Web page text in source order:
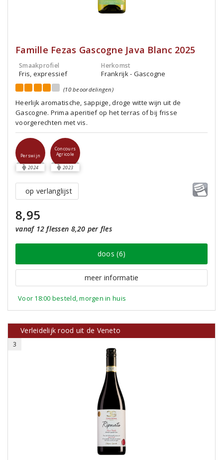
Famille Fezas Gascogne Java Blanc 2025
Smaakprofiel
Fris, expressief
Herkomst
Frankrijk - Gascogne
(10 beoordelingen)
Heerlijk aromatische, sappige, droge witte wijn uit de
Gascogne. Prima aperitief op het terras of bij frisse
voorgerechten met vis.
Perswijn
2024
Concours
Agricole
2023
op verlanglijst
8,95
vanaf 12 flessen 8,20 per fles
doos (6)
meer informatie
Voor 18:00 besteld, morgen in huis
Verleidelijk rood uit de Veneto
3